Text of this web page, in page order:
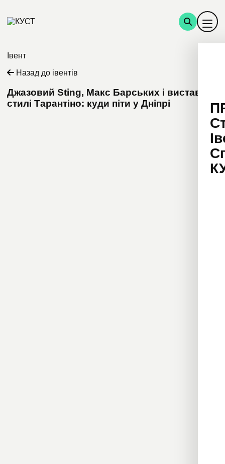
Івент
Назад до івентів
Джазовий Sting, Макс Барських і вистави у
стилі Тарантіно: куди піти у Дніпрі